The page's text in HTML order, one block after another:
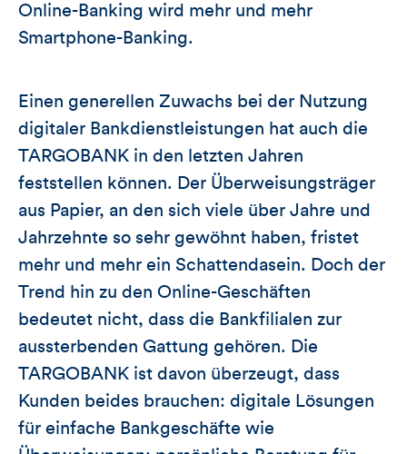
Online-Banking wird mehr und mehr
Smartphone-Banking.
Einen generellen Zuwachs bei der Nutzung
digitaler Bankdienstleistungen hat auch die
TARGOBANK in den letzten Jahren
feststellen können. Der Überweisungsträger
aus Papier, an den sich viele über Jahre und
Jahrzehnte so sehr gewöhnt haben, fristet
mehr und mehr ein Schattendasein. Doch der
Trend hin zu den Online-Geschäften
bedeutet nicht, dass die Bankfilialen zur
aussterbenden Gattung gehören. Die
TARGOBANK ist davon überzeugt, dass
Kunden beides brauchen: digitale Lösungen
für einfache Bankgeschäfte wie